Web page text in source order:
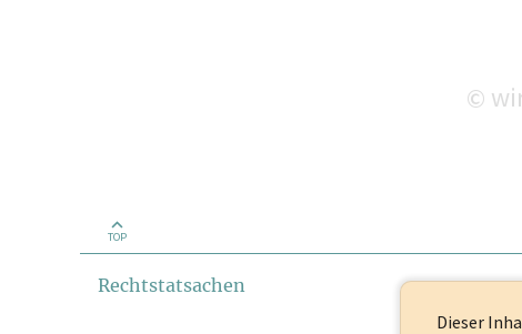
©
TOP
Rechtstatsachen
Dieser